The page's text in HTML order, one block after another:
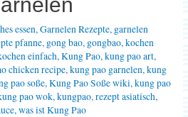
essen,Garnelen Rezepte, garnelen
pfanne, gong bao, gongbao,kochen
einfach,Kung Pao,kung pao art,
chicken recipe,kung pao garnelen,kung
pao soße,Kung Pao Soße wiki,kung pao
pao wok,kungpao,rezept asiatisch,
,was ist Kung Pao